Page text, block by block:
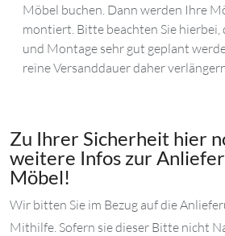
Möbel buchen. Dann werden Ihre
montiert. Bitte beachten Sie hierbei,
und Montage sehr gut geplant
reine Versanddauer daher
Zu Ihrer Sicherheit hier
weitere Infos zur
Möbel!
Wir bitten Sie im Bezug auf die
Mithilfe. Sofern sie dieser Bitte nicht